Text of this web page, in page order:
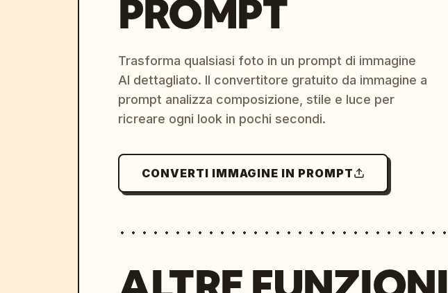
PROMPT
Trasforma qualsiasi foto in un prompt di immagine
AI dettagliato. Il convertitore gratuito da immagine a
prompt analizza composizione, stile e luce per
ricreare ogni look in pochi secondi.
CONVERTI IMMAGINE IN PROMPT